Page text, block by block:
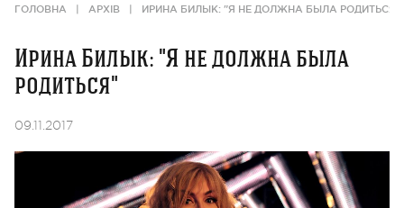
ГОЛОВНА АРХІВ ИРИНА БИЛЫК: "Я НЕ ДОЛЖНА БЫЛА РОДИТЬСЯ"
Ирина Билык: "Я не должна была
родиться"
09.11.2017